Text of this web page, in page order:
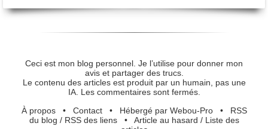
Ceci est mon blog personnel. Je l’utilise pour donner mon
avis et partager des trucs.
Le contenu des articles est produit par un humain, pas une
IA. Les commentaires sont fermés.
À propos• Contact• Hébergé par Webou-Pro• RSS
du blog / RSS des liens• Article au hasard / Liste des